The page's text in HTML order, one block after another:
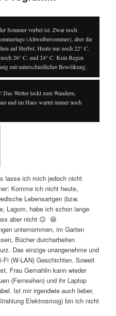
Sommer vorbei ist. Zwar noch
(Altweibersommer), aber die
auf Herbst. Heute nur noch 22° C.
26° C. und 24° C. Kein Regen
mit unterschiedlicher Bewölkung.
Wetter lockt zum Wandern,
und im Haus wartet immer noch
lasse ich mich jedoch nicht
Komme ich nicht heute,
Lebensartgen (bzw.
Lagom, habe ich schon lange
aber nicht 😉 😆
unternommen, im Garten
Bücher durcharbeiten
Das einzige unangenehme und
Fi (W-LAN) Geschichten. Soweit
Frau Gemahlin kann wieder
(Fernsehen) und ihr Laptop
Ist mir irgendwie auch lieber,
Elektrosmog) bin ich nicht